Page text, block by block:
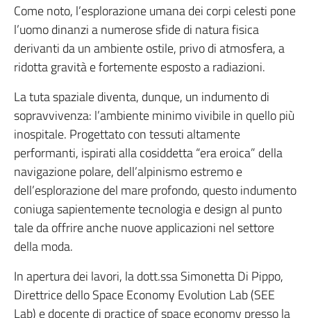
Come noto, l’esplorazione umana dei corpi celesti pone
l’uomo dinanzi a numerose sfide di natura fisica
derivanti da un ambiente ostile, privo di atmosfera, a
ridotta gravità e fortemente esposto a radiazioni.
La tuta spaziale diventa, dunque, un indumento di
sopravvivenza: l’ambiente minimo vivibile in quello più
inospitale. Progettato con tessuti altamente
performanti, ispirati alla cosiddetta “era eroica” della
navigazione polare, dell’alpinismo estremo e
dell’esplorazione del mare profondo, questo indumento
coniuga sapientemente tecnologia e design al punto
tale da offrire anche nuove applicazioni nel settore
della moda.
In apertura dei lavori, la dott.ssa Simonetta Di Pippo,
Direttrice dello Space Economy Evolution Lab (SEE
Lab) e docente di practice of space economy presso la